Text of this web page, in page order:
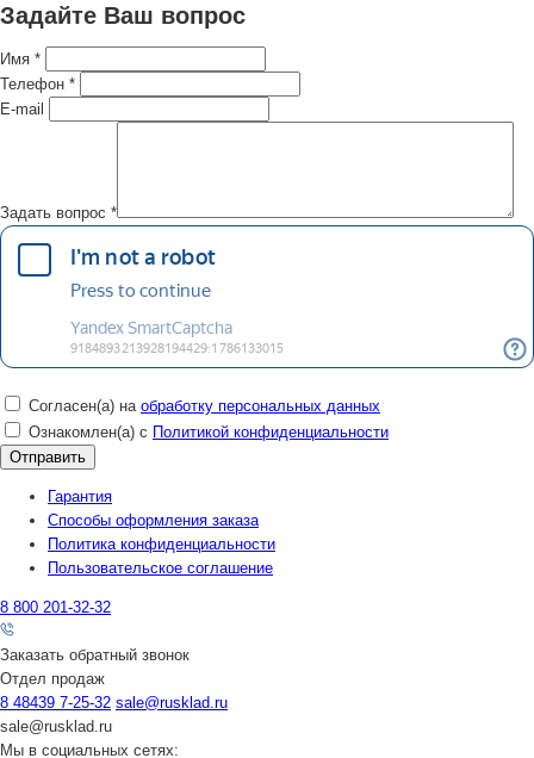
Задайте Ваш вопрос
Имя *
Телефон *
E-mail
Задать вопрос *
Согласен(а) на обработку персональных данных
Ознакомлен(а) с Политикой конфиденциальности
Гарантия
Способы оформления заказа
Политика конфиденциальности
Пользовательское соглашение
8 800 201-32-32
Заказать обратный звонок
Отдел продаж
8 48439 7-25-32 sale@rusklad.ru
sale@rusklad.ru
Мы в социальных сетях: